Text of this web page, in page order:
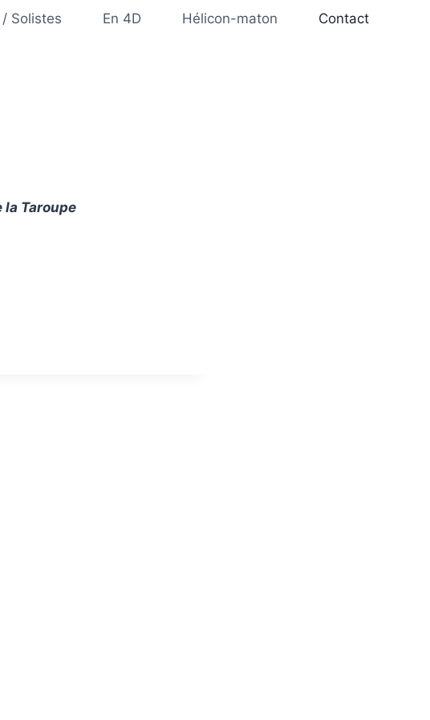
Solistes En 4D Hélicon-maton Contact
la Taroupe